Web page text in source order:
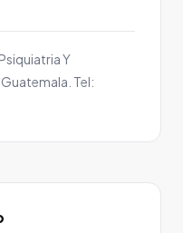
Y
Tel: